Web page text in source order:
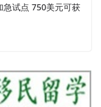
急试点 750美元可获